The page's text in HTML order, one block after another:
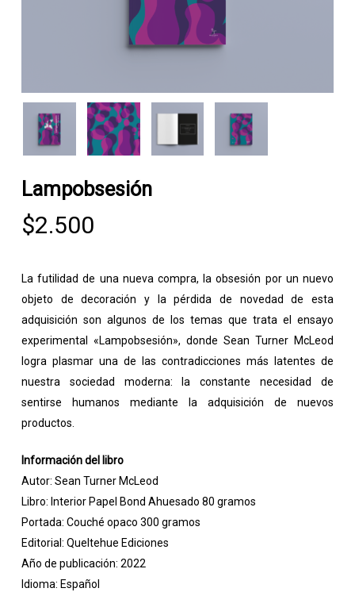
Lampobsesión
$2.500
La futilidad de una nueva compra, la obsesión por un nuevo
objeto de decoración y la pérdida de novedad de esta
adquisición son algunos de los temas que trata el ensayo
experimental «Lampobsesión», donde Sean Turner McLeod
logra plasmar una de las contradicciones más latentes de
nuestra sociedad moderna: la constante necesidad de
sentirse humanos mediante la adquisición de nuevos
productos.
Información del libro
Autor: Sean Turner McLeod
Libro: Interior Papel Bond Ahuesado 80 gramos
Portada: Couché opaco 300 gramos
Editorial: Queltehue Ediciones
Año de publicación: 2022
Idioma: Español